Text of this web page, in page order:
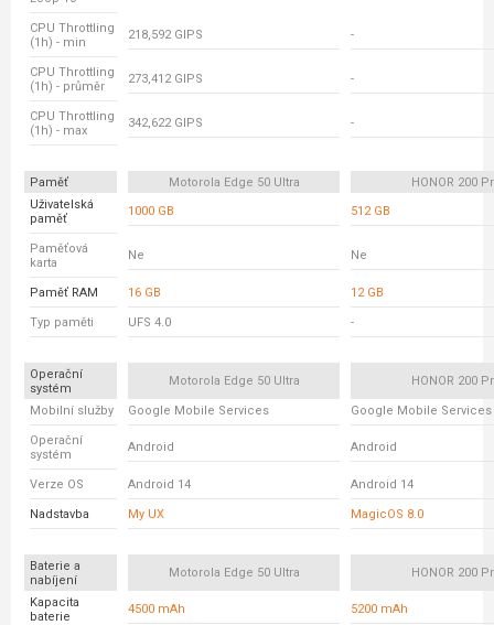
CPU Throttling
(1h) - min
218,592 GIPS -
CPU Throttling
(1h) - průměr
273,412 GIPS -
CPU Throttling
(1h) - max
342,622 GIPS -
Paměť Motorola Edge 50 Ultra
HONOR 200
Uživatelská
paměť
1000 GB 512 GB
Paměťová
karta
Ne Ne
Paměť RAM 16 GB 12 GB
Typ paměti UFS 4.0 -
Operační
systém
Motorola Edge 50 Ultra HONOR 200
Mobilní služby Google Mobile Services Google Mobile Services
Operační
systém
Android Android
Verze OS Android 14 Android 14
Nadstavba My UX MagicOS 8.0
Baterie a
nabíjení
Motorola Edge 50 Ultra HONOR 200
Kapacita
baterie
4500 mAh 5200 mAh